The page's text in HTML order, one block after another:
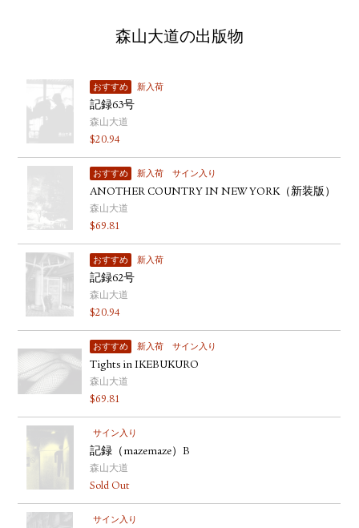
森山大道の出版物
おすすめ 新入荷
記録63号
森山大道
$20.94
おすすめ 新入荷 サイン入り
ANOTHER COUNTRY IN NEW YORK（新装版）
森山大道
$69.81
おすすめ 新入荷
記録62号
森山大道
$20.94
おすすめ 新入荷 サイン入り
Tights in IKEBUKURO
森山大道
$69.81
サイン入り
記録（mazemaze）B
森山大道
Sold Out
サイン入り